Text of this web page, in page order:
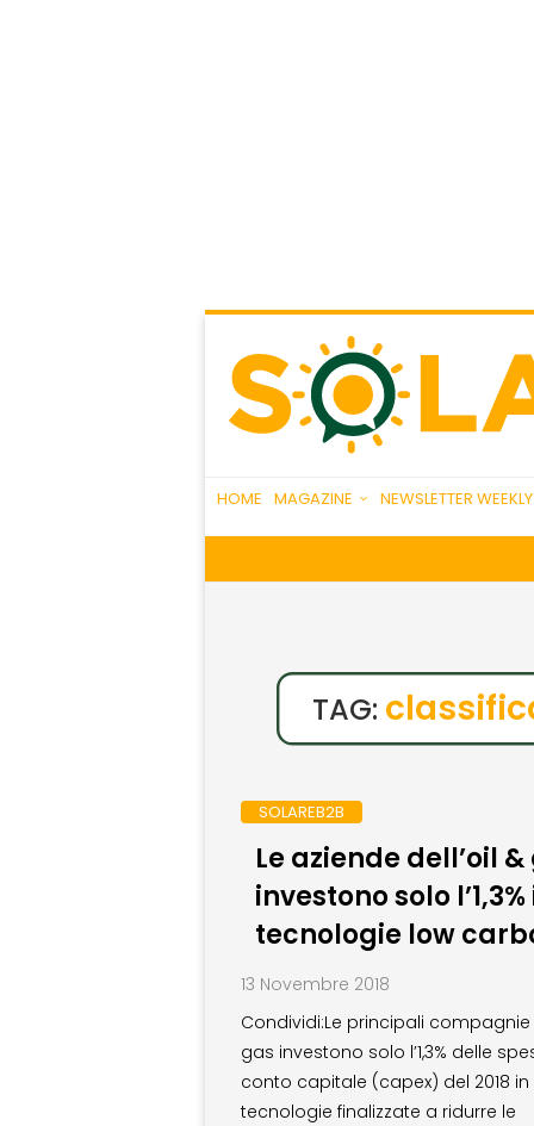
HOME MAGAZINE NEWSLETTER WEEKLY
TAG:
SOLAREB2B
Le aziende dell’oil
investono solo l’1,3%
tecnologie low
13 Novembre 2018
Condividi:Le principali compagnie
gas investono solo l’1,3% delle
conto capitale (capex) del 2018 in
tecnologie finalizzate a ridurre le